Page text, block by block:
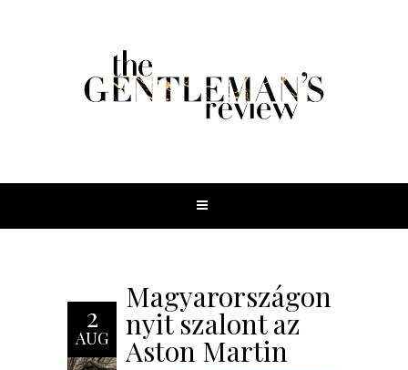
2
AUG
Magyarországon
nyit szalont az
Aston Martin